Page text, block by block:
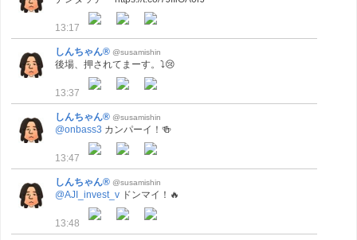
13:17
しんちゃん® @susamishin
後場、押されてまーす。⤵😢
13:37
しんちゃん® @susamishin
@onbass3 カンパーイ！🍻
13:47
しんちゃん® @susamishin
@AJI_invest_v ドンマイ！🔥
13:48